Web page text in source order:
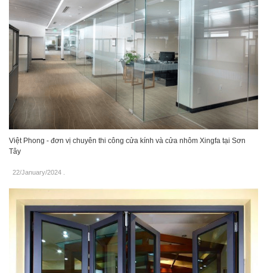
Việt Phong - đơn vị chuyên thi công cửa kính và cửa nhôm Xingfa tại Sơn
Tây
22/January/2024